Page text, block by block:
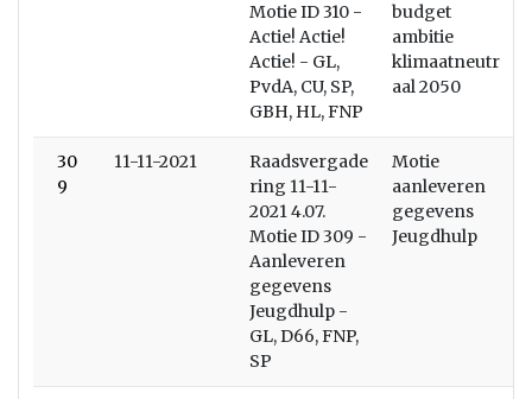
Motie ID 310 -
Actie! Actie!
Actie! - GL,
PvdA, CU, SP,
GBH, HL, FNP
budget
ambitie
klimaatneutr
aal 2050
30
9
11-11-2021
Raadsvergade
ring 11-11-
2021 4.07.
Motie ID 309 -
Aanleveren
gegevens
Jeugdhulp -
GL, D66, FNP,
SP
Motie
aanleveren
gegevens
Jeugdhulp